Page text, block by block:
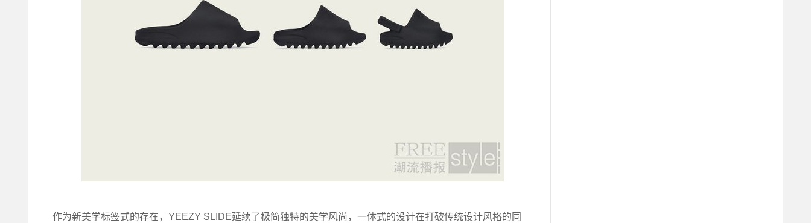
作为新美学标签式的存在，YEEZY SLIDE延续了极简独特的美学风尚，一体式的设计在打破传统设计风格的同